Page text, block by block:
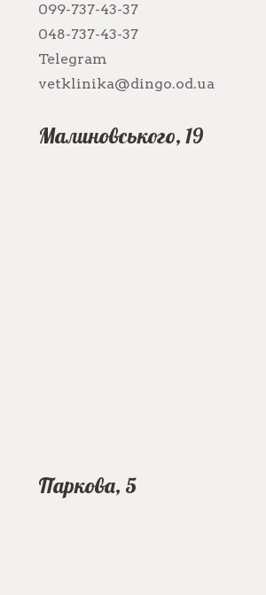
099-737-43-37
048-737-43-37
Telegram
vetklinika@dingo.od.ua
Малиновського, 19
Паркова, 5